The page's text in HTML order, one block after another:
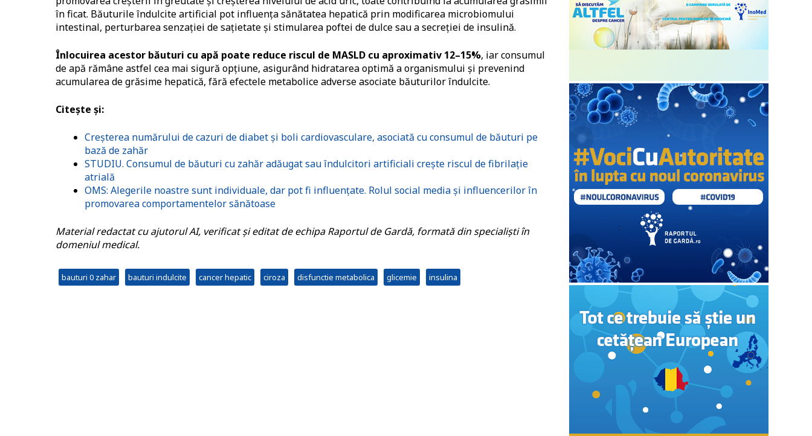
în ficat. Băuturile îndulcite artificial pot influența sănătatea hepatică prin modificarea microbiomului
intestinal, perturbarea senzației de sațietate și stimularea poftei de dulce sau a secreției de insulină.
Înlocuirea acestor băuturi cu apă poate reduce riscul de MASLD cu aproximativ 12–15%, iar consumul
de apă rămâne astfel cea mai sigură opțiune, asigurând hidratarea optimă a organismului și prevenind
acumularea de grăsime hepatică, fără efectele metabolice adverse asociate băuturilor îndulcite.
Citește și:
Creșterea numărului de cazuri de diabet și boli cardiovasculare, asociată cu consumul de băuturi pe
bază de zahăr
STUDIU. Consumul de băuturi cu zahăr adăugat sau îndulcitori artificiali crește riscul de fibrilație
atrială
OMS: Alegerile noastre sunt individuale, dar pot fi influențate. Rolul social media și influencerilor în
promovarea comportamentelor sănătoase
Material redactat cu ajutorul AI, verificat și editat de echipa Raportul de Gardă, formată din specialiști în
domeniul medical.
bauturi 0 zahar bauturi indulcite cancer hepatic ciroza disfunctie metabolica glicemie insulina